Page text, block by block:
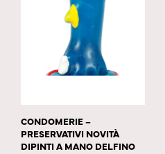
CONDOMERIE –
PRESERVATIVI NOVITÀ
DIPINTI A MANO DELFINO